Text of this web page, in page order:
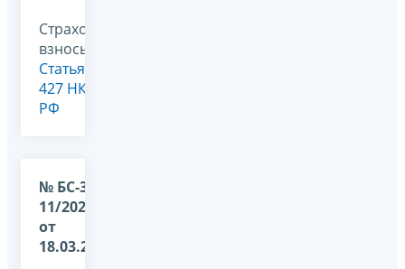
Страховые
взносы,
Статья
427 НК
РФ
№ БС-36-
11/2025@
от
18.03.2026